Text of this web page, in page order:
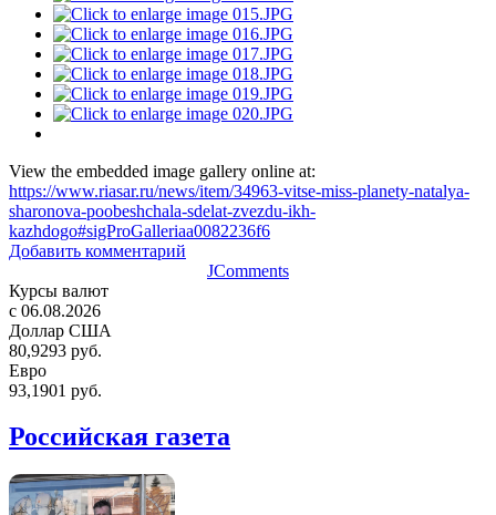
View the embedded image gallery online at:
https://www.riasar.ru/news/item/34963-vitse-miss-planety-natalya-
sharonova-poobeshchala-sdelat-zvezdu-ikh-
kazhdogo#sigProGalleriaa0082236f6
Добавить комментарий
JComments
Курсы валют
c 06.08.2026
Доллар США
80,9293 руб.
Евро
93,1901 руб.
Российская газета